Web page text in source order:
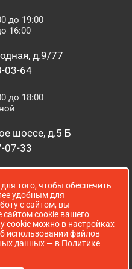
до 19:00
16:00
д.9/77
03-64
до 18:00
шоссе, д.5 Б
07-33
16:00
д. 52 А
до 18:00
того, чтобы обеспечить
удобным для
с сайтом, вы
сайтом cookie вашего
cookie можно в настройках
использовании файлов
данных — в Политике